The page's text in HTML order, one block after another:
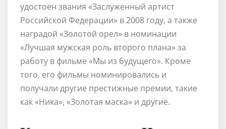
удостоен звания «Заслуженный артист
Российской Федерации» в 2008 году, а также
наградой «Золотой орел» в номинации
«Лучшая мужская роль второго плана» за
работу в фильме «Мы из будущего». Кроме
того, его фильмы номинировались и
получали другие престижные премии, такие
как «Ника», «Золотая маска» и другие.